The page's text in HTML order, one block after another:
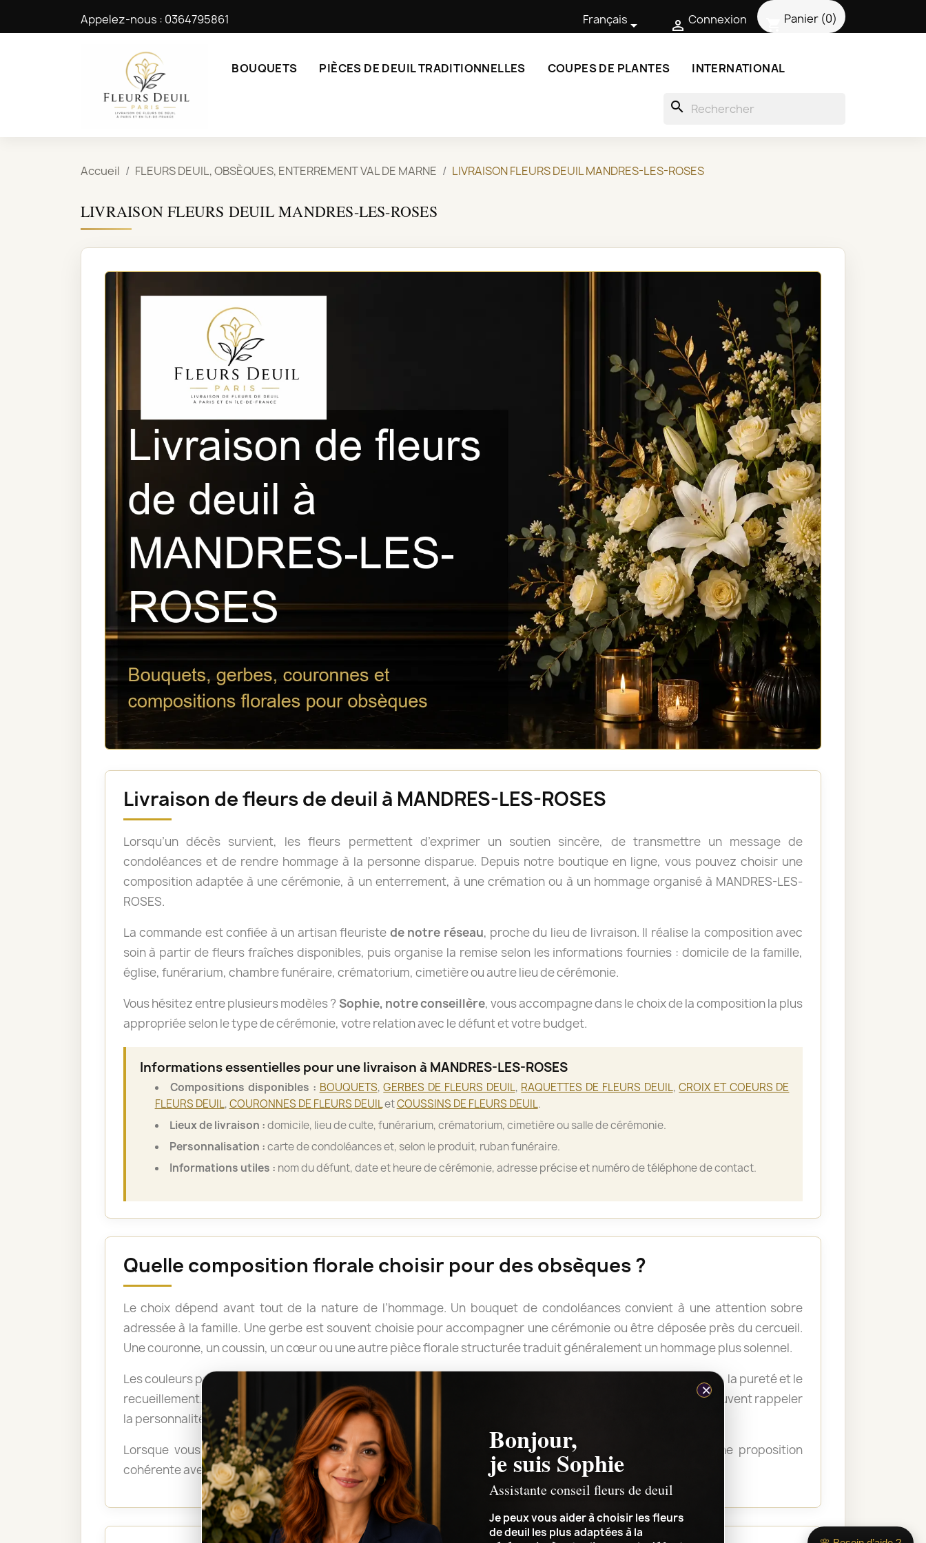
Appelez-nous : 0364795861 Français  Connexion Panier (0)
BOUQUETS PIÈCES DE DEUIL TRADITIONNELLES COUPES DE PLANTES INTERNATIONAL
search
Accueil FLEURS DEUIL, OBSÈQUES, ENTERREMENT VAL DE MARNE LIVRAISON FLEURS DEUIL MANDRES-LES-ROSES
LIVRAISON FLEURS DEUIL MANDRES-LES-ROSES
Livraison de fleurs de deuil à MANDRES-LES-ROSES
Lorsqu’un décès survient, les fleurs permettent d’exprimer un soutien sincère, de transmettre un message de
condoléances et de rendre hommage à la personne disparue. Depuis notre boutique en ligne, vous pouvez choisir une
composition adaptée à une cérémonie, à un enterrement, à une crémation ou à un hommage organisé à MANDRES-LES-
ROSES.
La commande est confiée à un artisan fleuriste de notre réseau, proche du lieu de livraison. Il réalise la composition avec
soin à partir de fleurs fraîches disponibles, puis organise la remise selon les informations fournies : domicile de la famille,
église, funérarium, chambre funéraire, crématorium, cimetière ou autre lieu de cérémonie.
Vous hésitez entre plusieurs modèles ? Sophie, notre conseillère, vous accompagne dans le choix de la composition la plus
appropriée selon le type de cérémonie, votre relation avec le défunt et votre budget.
Informations essentielles pour une livraison à MANDRES-LES-ROSES
Compositions disponibles : BOUQUETS,GERBES DE FLEURS DEUIL, RAQUETTES DE FLEURS DEUIL,CROIX ET COEURS DE
FLEURS DEUIL,COURONNES DE FLEURS DEUILetCOUSSINS DE FLEURS DEUIL.
Lieux de livraison :domicile, lieu de culte, funérarium, crématorium, cimetière ou salle de cérémonie.
Personnalisation :carte de condoléances et, selon le produit, ruban funéraire.
Informations utiles : nom du défunt, date et heure de cérémonie, adresse précise et numéro de téléphone de contact.
Quelle composition florale choisir pour des obsèques ?
Le choix dépend avant tout de la nature de l’hommage. Un bouquet de condoléances convient à une attention sobre
adressée à la famille. Une gerbe est souvent choisie pour accompagner une cérémonie ou être déposée près du cercueil.
Une couronne, un coussin, un cœur ou une autre pièce florale structurée traduit généralement un hommage plus solennel.
Les couleurs peuvent également porter un message. Les fleurs blanches évoquent traditionnellement la paix, la pureté et le
recueillement. Les tons pastel apportent douceur et délicatesse, tandis que des couleurs plus soutenues peuvent rappeler
la personnalité du défunt ou exprimer un attachement profond.
Lorsque vous ne savez pas quelle forme ou quelles couleurs retenir, Sophie peut vous guider vers une proposition
cohérente avec le lieu, le déroulement de la cérémonie et le message que vous souhaitez transmettre.
×
Bonjour,
je suis Sophie
Assistante conseil fleurs de deuil
Je peux vous aider à choisir les fleurs
de deuil les plus adaptées à la